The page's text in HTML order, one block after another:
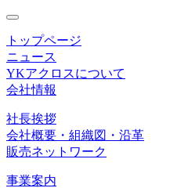
toggle
navigation
トップページ
ニュース
YKアクロスについて
会社情報
社長挨拶
会社概要・組織図・沿革
販売ネットワーク
事業案内